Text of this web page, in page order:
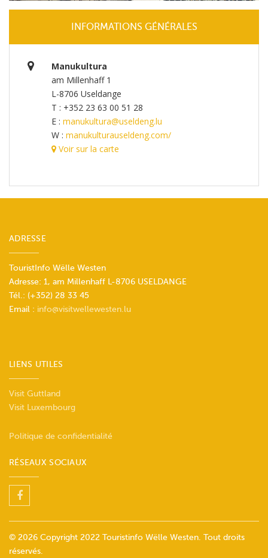
INFORMATIONS GÉNÉRALES
Manukultura
am Millenhaff 1
L-8706 Useldange
T : +352 23 63 00 51 28
E : manukultura@useldeng.lu
W : manukulturauseldeng.com/
Voir sur la carte
ADRESSE
TouristInfo Wëlle Westen
Adresse: 1, am Millenhaff L-8706 USELDANGE
Tél.: (+352) 28 33 45
Email : info@visitwellewesten.lu
LIENS UTILES
Visit Guttland
Visit Luxembourg
Politique de confidentialité
RÉSEAUX SOCIAUX
© 2026 Copyright 2022 Touristinfo Wëlle Westen. Tout droits
réservés.